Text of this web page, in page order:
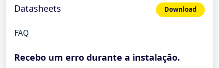
Datasheets Download
FAQ
Recebo um erro durante a instalação.